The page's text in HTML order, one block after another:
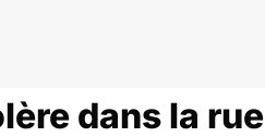
dans la rue